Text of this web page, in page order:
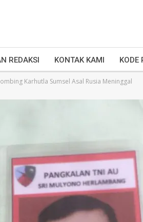
REDAKSI KONTAK KAMI KODE
Karhutla Sumsel Asal Rusia Meninggal